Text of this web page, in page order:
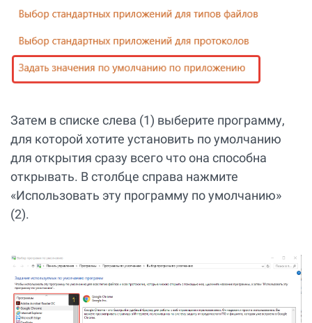
Затем в списке слева (1) выберите программу,
для которой хотите установить по умолчанию
для открытия сразу всего что она способна
открывать. В столбце справа нажмите
«Использовать эту программу по умолчанию»
(2).